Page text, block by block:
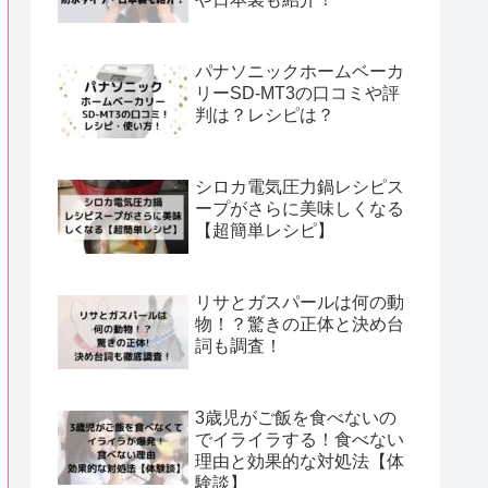
パナソニックホームベーカ
リーSD-MT3の口コミや評
判は？レシピは？
シロカ電気圧力鍋レシピス
ープがさらに美味しくなる
【超簡単レシピ】
リサとガスパールは何の動
物！？驚きの正体と決め台
詞も調査！
3歳児がご飯を食べないの
でイライラする！食べない
理由と効果的な対処法【体
験談】